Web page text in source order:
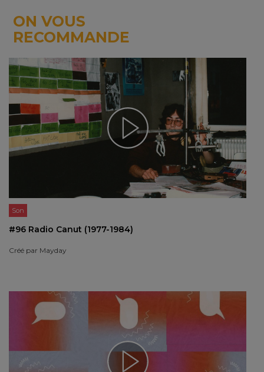
ON VOUS
RECOMMANDE
Son
#96 Radio Canut (1977-1984)
Créé par Mayday